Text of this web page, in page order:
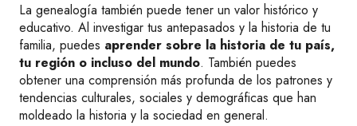
La genealogía también puede tener un valor histórico y
educativo. Al investigar tus antepasados y la historia de tu
familia, puedes aprender sobre la historia de tu país,
tu región o incluso del mundo. También puedes
obtener una comprensión más profunda de los patrones y
tendencias culturales, sociales y demográficas que han
moldeado la historia y la sociedad en general.